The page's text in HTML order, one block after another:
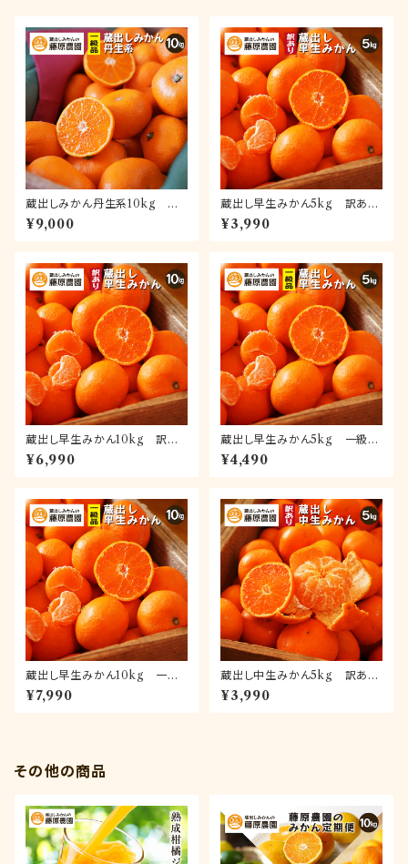
蔵出しみかん丹生系10kg 一
級品(送料無料)｜和歌山県海南
市下津町の特産品蔵出しみかん
¥9,000
蔵出し早生みかん5kg 訳あり
品(送料無料)｜和歌山県下津町
の特産品蔵出しみかんの早生品
¥3,990
蔵出し早生みかん10kg 訳あ
り品(送料無料)｜和歌山県下津
町の特産品蔵出しみかんの早生
¥6,990
蔵出し早生みかん5kg 一級品
(送料無料)｜和歌山県下津町の
特産品蔵出しみかんの早生品種
¥4,490
蔵出し早生みかん10kg 一級
品(送料無料)｜和歌山県下津町
の特産品蔵出しみかんの早生品
¥7,990
蔵出し中生みかん5kg 訳あり
品(送料無料)｜和歌山県海南市
下津町の特産品蔵出しみかんの
¥3,990
その他の商品